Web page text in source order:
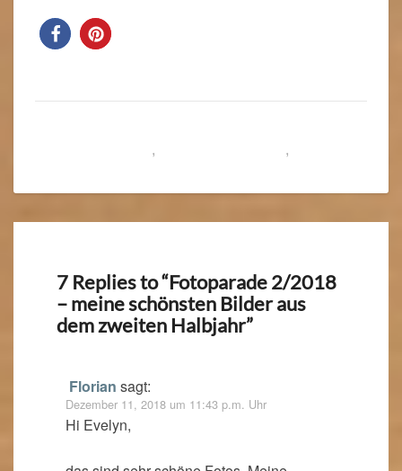
, ,
7 Replies to “Fotoparade 2/2018
– meine schönsten Bilder aus
dem zweiten Halbjahr”
Florian sagt:
Dezember 11, 2018 um 11:43 p.m. Uhr
Hi Evelyn,